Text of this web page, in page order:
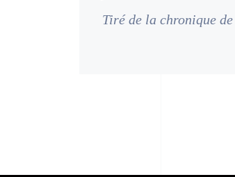
Tiré de la chronique de